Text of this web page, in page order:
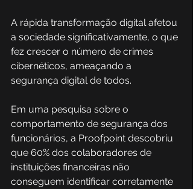
A rápida transformação digital afetou
a sociedade significativamente, o que
fez crescer o número de crimes
cibernéticos, ameaçando a
segurança digital de todos.
Em uma pesquisa sobre o
comportamento de segurança dos
funcionários, a Proofpoint descobriu
que 60% dos colaboradores de
instituições financeiras não
conseguem identificar corretamente